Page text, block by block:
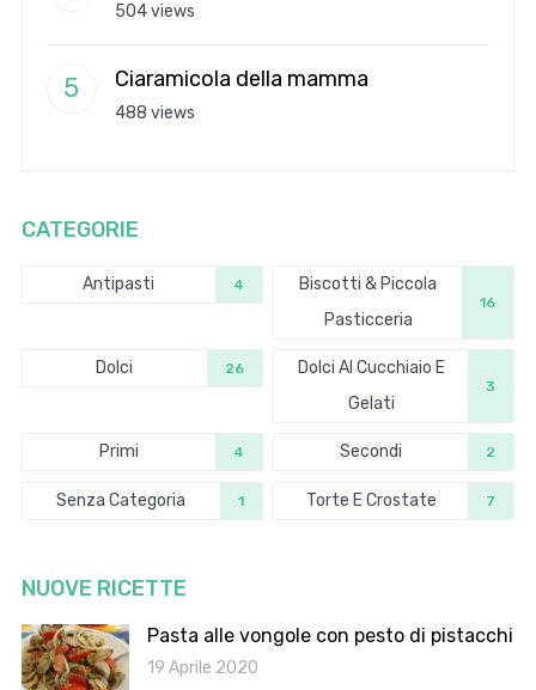
504 views
Ciaramicola della mamma
488 views
CATEGORIE
Antipasti 4
Biscotti & Piccola
Pasticceria
16
Dolci 26
Dolci Al Cucchiaio E
Gelati
3
Primi 4 Secondi 2
Senza Categoria 1 Torte E Crostate 7
NUOVE RICETTE
Pasta alle vongole con pesto di pistacchi
19 Aprile 2020